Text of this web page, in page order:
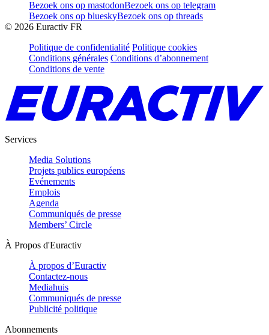
Bezoek ons op mastodonBezoek ons op telegram
Bezoek ons op blueskyBezoek ons op threads
© 2026 Euractiv FR
Politique de confidentialité Politique cookies
Conditions générales Conditions d’abonnement
Conditions de vente
Services
Media Solutions
Projets publics européens
Evénements
Emplois
Agenda
Communiqués de presse
Members’ Circle
À Propos d'Euractiv
À propos d’Euractiv
Contactez-nous
Mediahuis
Communiqués de presse
Publicité politique
Abonnements